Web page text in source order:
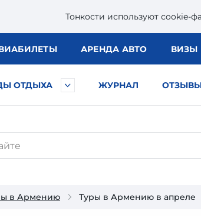
Тонкости используют сookie-
БИЛЕТЫ АРЕНДА АВТО ВИЗЫ
ОТДЫХА ЖУРНАЛ
в Армению Туры в Армению в апреле